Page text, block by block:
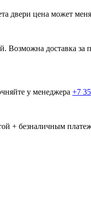
двери цена может
Возможна доставка за
у менеджера +7
+ безналичным